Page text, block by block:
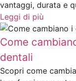
vantaggi, durata e
Leggi di più
Come
dentali
Scopri come